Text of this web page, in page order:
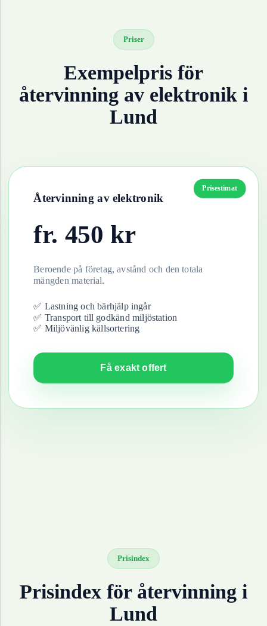
Priser
Exempelpris för
återvinning av elektronik i
Lund
Prisestimat
Återvinning av elektronik
fr. 450 kr
Beroende på företag, avstånd och den totala
mängden material.
✅ Lastning och bärhjälp ingår
✅ Transport till godkänd miljöstation
✅ Miljövänlig källsortering
Få exakt offert
Prisindex
Prisindex för återvinning i
Lund